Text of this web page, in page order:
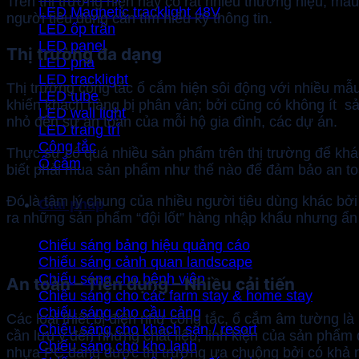
LED Magnetic tracklight 48V
LED ốp trần
LED panel
LED pha
LED tracklight
LED tube
LED wall light
LED trang trí
Công tắc
Ổ cắm
Giải pháp
Chiếu sáng bảng hiệu quảng cáo
Chiếu sáng cảnh quan landscape
Chiếu sáng cho bệnh viện
Chiếu sáng cho các farm stay & home stay
Chiếu sáng cho cầu cảng
Chiếu sáng cho khách sạn / resort
Chiếu sáng cho kho lạnh
người tiêu dùng cần tìm hiểu kỹ thông tin.
Thị trường đa dạng
Thị trường công tắc ổ cắm hiện sôi động với nhiều
khiến khách hàng bị phân vân; bởi cũng có không ít
nhỏ đến sự an toàn của mỗi hộ gia đình, các dự án.
Thực sự có quá nhiều sản phẩm trên thị trường để
biết phải mua sản phẩm như thế nào để đảm bảo an
Đó là tâm lý chung của nhiều người tiêu dùng khác
ra những sản phẩm “đội lốt” hàng nhập khẩu nhưng
An toàn – Tiện dụng – Nhiều cải tiến
Các loại thiết bị điện như công tắc, ổ cắm âm tường
cần lưu ý đến những chất liệu, linh kiện của sản
nhựa PC đang được thị trường ưa chuộng bởi có khả